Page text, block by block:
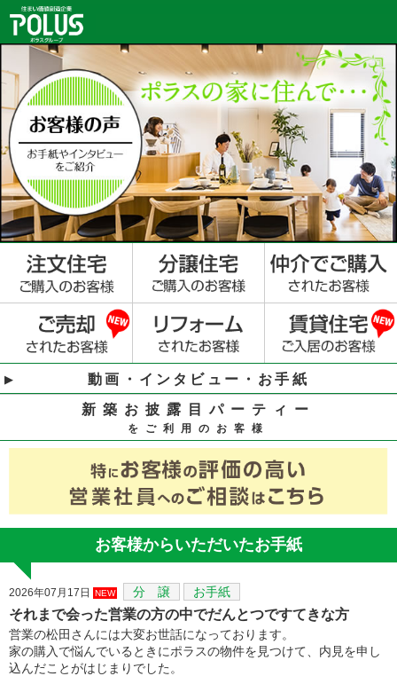
動画・インタビュー・お手紙
新築お披露目パーティー
をご利用のお客様
お客様からいただいたお手紙
2026年07月17日 NEW 分 譲 お手紙
それまで会った営業の方の中でだんとつですてきな方
営業の松田さんには大変お世話になっております。
家の購入で悩んでいるときにポラスの物件を見つけて、内見を申し
込んだことがはじまりでした。